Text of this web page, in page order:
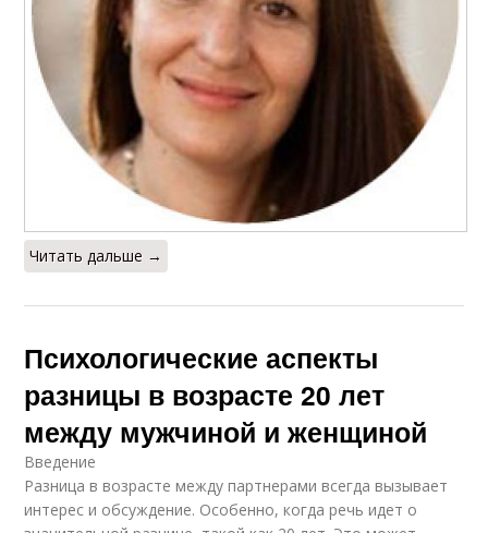
Читать дальше →
Психологические аспекты
разницы в возрасте 20 лет
между мужчиной и женщиной
Введение
Разница в возрасте между партнерами всегда вызывает
интерес и обсуждение. Особенно, когда речь идет о